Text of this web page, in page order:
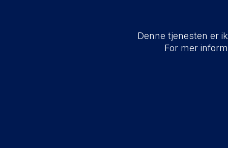
Denne tjenesten er
For mer